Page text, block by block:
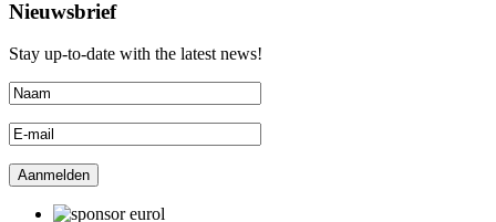
Nieuwsbrief
Stay up-to-date with the latest news!